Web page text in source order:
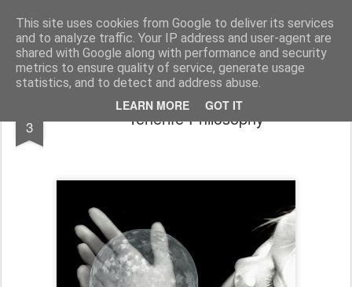
This site uses cookies from Google to deliver its services
and to analyze traffic. Your IP address and user-agent are
shared with Google along with performance and security
metrics to ensure quality of service, generate usage
statistics, and to detect and address abuse.
LEARN MORE GOT IT
El diagnóstico enfermero La Cuidadología es la ciencia del cuidado
Pages
3 Tenerife Philosophy